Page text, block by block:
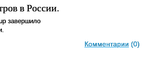
в России.
завершило
Комментарии (0)